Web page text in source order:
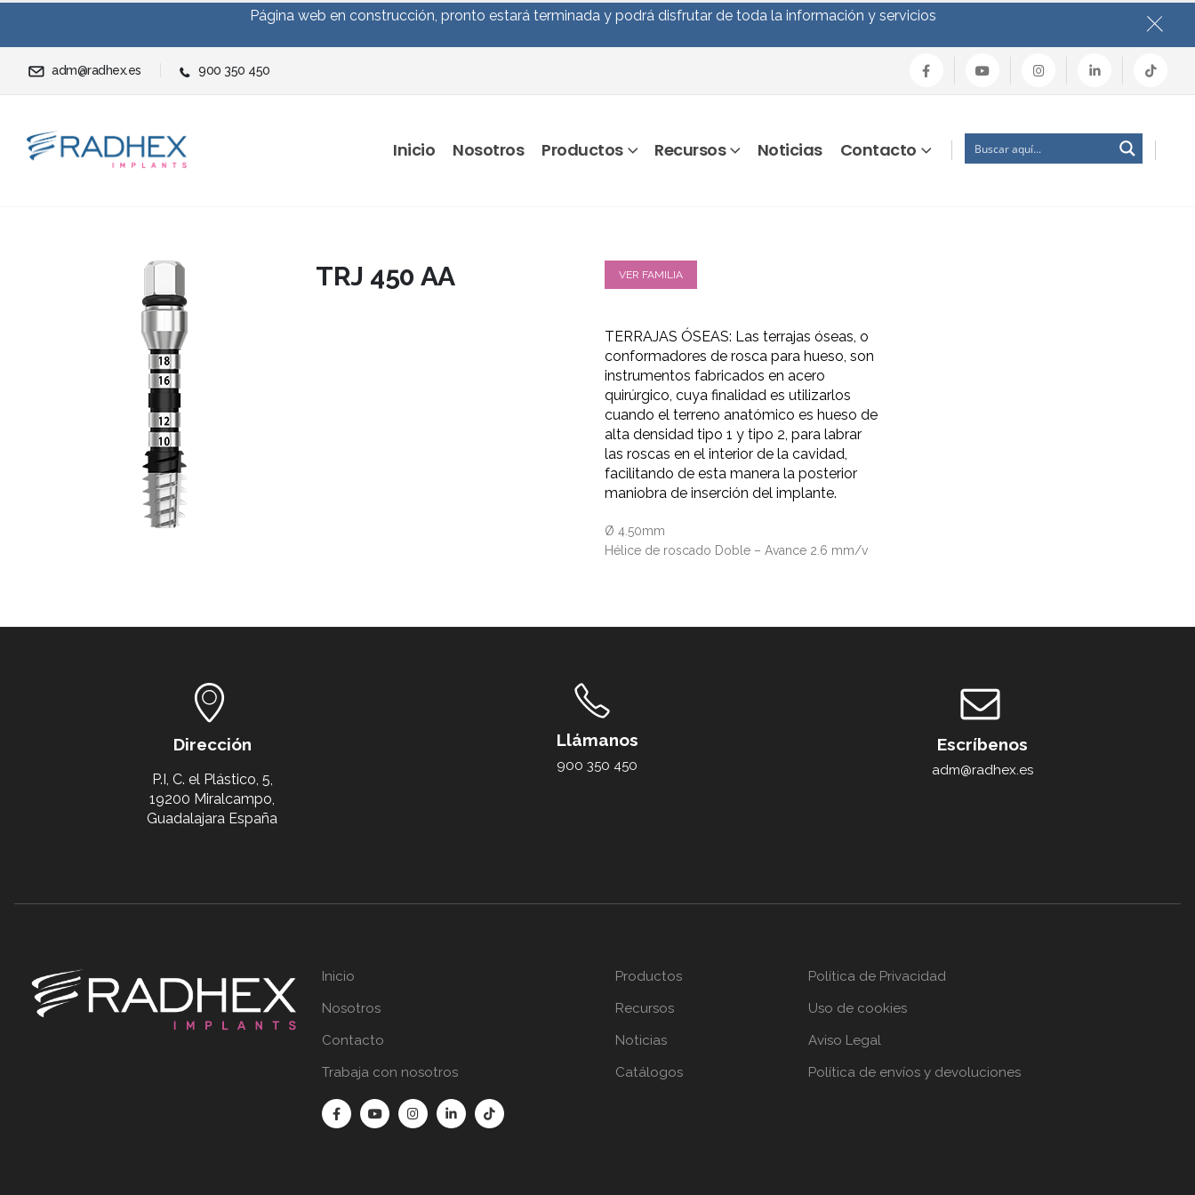
Página web en construcción, pronto estará terminada y podrá disfrutar de toda la información y servicios
adm@radhex.es 900 350 450
Inicio Nosotros Productos Recursos Noticias Contacto
TRJ 450 AA VER FAMILIA
TERRAJAS ÓSEAS: Las terrajas óseas, o
conformadores de rosca para hueso, son
instrumentos fabricados en acero
quirúrgico, cuya finalidad es utilizarlos
cuando el terreno anatómico es hueso de
alta densidad tipo 1 y tipo 2, para labrar
las roscas en el interior de la cavidad,
facilitando de esta manera la posterior
maniobra de inserción del implante.
Ø 4.50mm
Hélice de roscado Doble – Avance 2.6 mm/v
Dirección
P.I, C. el Plástico, 5,
19200 Miralcampo,
Guadalajara España
Llámanos
900 350 450
Escríbenos
adm@radhex.es
Inicio
Nosotros
Contacto
Trabaja con nosotros
Productos
Recursos
Noticias
Catálogos
Política de Privacidad
Uso de cookies
Aviso Legal
Política de envíos y devoluciones